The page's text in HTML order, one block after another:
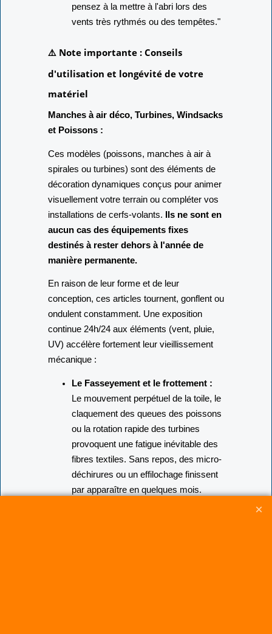
pensez à la mettre à l'abri lors des
vents très rythmés ou des tempêtes."
⚠️ Note importante : Conseils
d'utilisation et longévité de votre
matériel
Manches à air déco, Turbines, Windsacks
et Poissons :
Ces modèles (poissons, manches à air à
spirales ou turbines) sont des éléments de
décoration dynamiques conçus pour animer
visuellement votre terrain ou compléter vos
installations de cerfs-volants. Ils ne sont en
aucun cas des équipements fixes
destinés à rester dehors à l'année de
manière permanente.
En raison de leur forme et de leur
conception, ces articles tournent, gonflent ou
ondulent constamment. Une exposition
continue 24h/24 aux éléments (vent, pluie,
UV) accélère fortement leur vieillissement
mécanique :
Le Fasseyement et le frottement :
Le mouvement perpétuel de la toile, le
claquement des queues des poissons
ou la rotation rapide des turbines
provoquent une fatigue inévitable des
fibres textiles. Sans repos, des micro-
déchirures ou un effilochage finissent
par apparaître en quelques mois.